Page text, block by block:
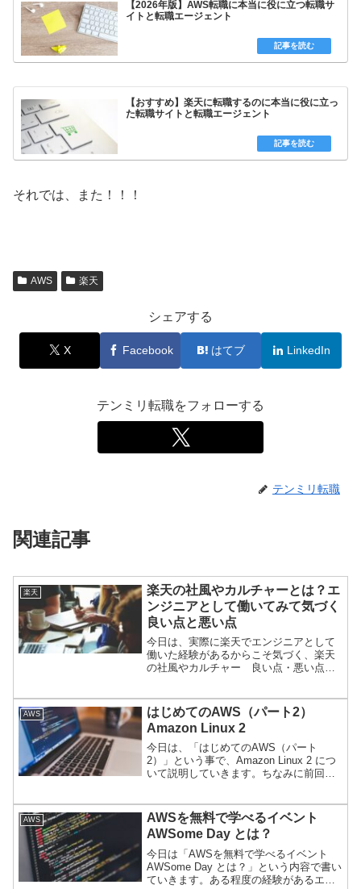
【2026年版】AWS転職に本当に役に立つ転職サ
イトと転職エージェント
【おすすめ】楽天に転職するのに本当に役に立っ
た転職サイトと転職エージェント
それでは、また！！！
AWS 楽天
シェアする
X Facebook はてブ LinkedIn
テンミリ転職をフォローする
テンミリ転職
関連記事
楽天
楽天の社風やカルチャーとは？エ
ンジニアとして働いてみて気づく
良い点と悪い点
今日は、実際に楽天でエンジニアとして
働いた経験があるからこそ気づく、楽天
の社風やカルチャー 良い点・悪い点な
AWS
はじめてのAWS（パート2）
Amazon Linux 2
今日は、「はじめてのAWS（パート
2）」という事で、Amazon Linux 2 につ
いて説明していきます。ちなみに前回同
AWS を触る場合を想定しているので、
AWS のこと以外は特に説明していませ
ん。その点はご了承ください。
AWS
AWSを無料で学べるイベント
AWSome Day とは？
今日は「AWSを無料で学べるイベント
AWSome Day とは？」という内容で書い
ていきます。ある程度の経験があるエン